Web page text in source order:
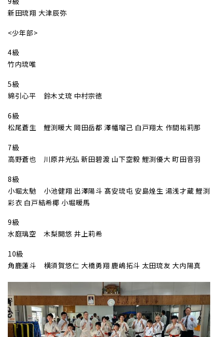
新田琉翔 大津辰弥
<少年部>
4級
竹内琉唯
5級
綿引心平 鈴木丈琉 中村宗徳
6級
松尾蒼生 鯉渕暖大 岡田岳都 澤幡瑠己 白戸翔太 作間祐莉那
7級
高野蒼也 川原井光弘 新田碧渡 山下空毅 鯉渕優大 町田音羽
8級
小堀太馳 小池健翔 出澤陽斗 髙安琉屯 安島煌生 湯浅才蔵 鯉渕
彩衣 白戸結希椰 小堀暖馬
9級
水庭璃空 木梨開悠 井上莉希
10級
角鹿蓮斗 横須賀悠仁 大橋勇翔 鹿嶋拓斗 太田琉友 大内陽真